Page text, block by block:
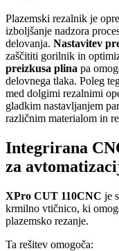
Plazemski rezalnik je
izboljšanje nadzora
delovanja. Nastavitev
zaščititi gorilnik in
preizkusa plina pa
delovnega tlaka. Poleg
med dolgimi rezalnimi
gladkim nastavljanjem
različnim materialom in
Integrirana
za
XPro CUT 110CNC je
krmilno vtičnico, ki
plazemsko rezanje.
Ta rešitev omogoča: